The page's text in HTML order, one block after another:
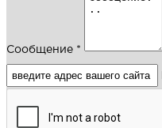
Сообщение *